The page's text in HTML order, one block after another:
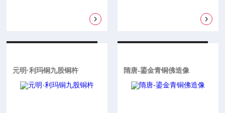
元明·利玛铜九股铜杵 隋唐-鎏金青铜佛造像